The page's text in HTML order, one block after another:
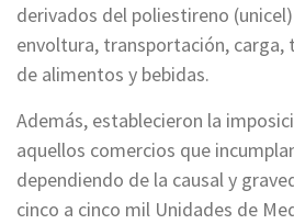
derivados del poliestireno
envoltura, transportación, carga,
de alimentos y bebidas.
Además, establecieron la
aquellos comercios que
dependiendo de la causal y
cinco a cinco mil Unidades de